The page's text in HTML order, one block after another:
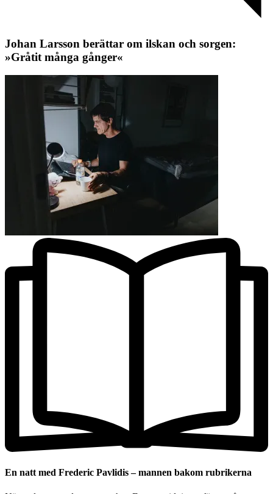
Johan Larsson berättar om ilskan och sorgen:
»Gråtit många gånger«
En natt med Frederic Pavlidis – mannen bakom rubrikerna